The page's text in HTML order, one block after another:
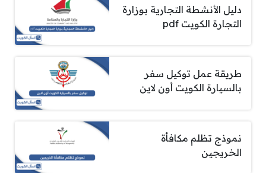
دليل الأنشطة التجارية بوزارة
التجارة الكويت pdf
طريقة عمل توكيل سفر
بالسيارة الكويت أون لاين
نموذج تظلم مكافأة
الخريجين